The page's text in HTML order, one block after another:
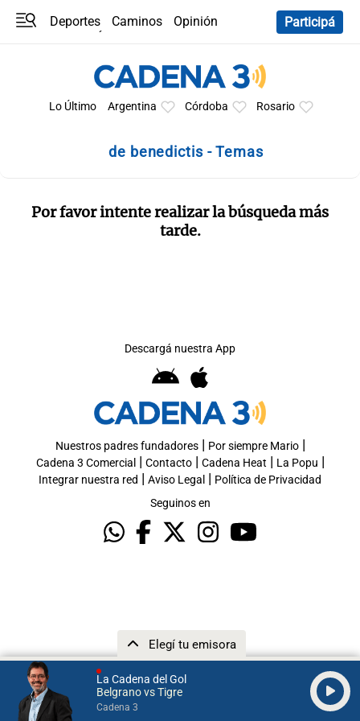
La Cadena del Gol
Belgrano vs Tigre
Cadena 3
Elegí tu emisora
Deportes Caminos
Opinión
Participá
Lo Último Argentina Córdoba Rosario
de benedictis - Temas
Por favor intente realizar la búsqueda más
tarde.
Descargá nuestra App
Nuestros padres fundadores| Por siempre Mario|
Cadena 3 Comercial | Contacto| Cadena Heat | La Popu |
Integrar nuestra red | Aviso Legal | Política de Privacidad
Seguinos en